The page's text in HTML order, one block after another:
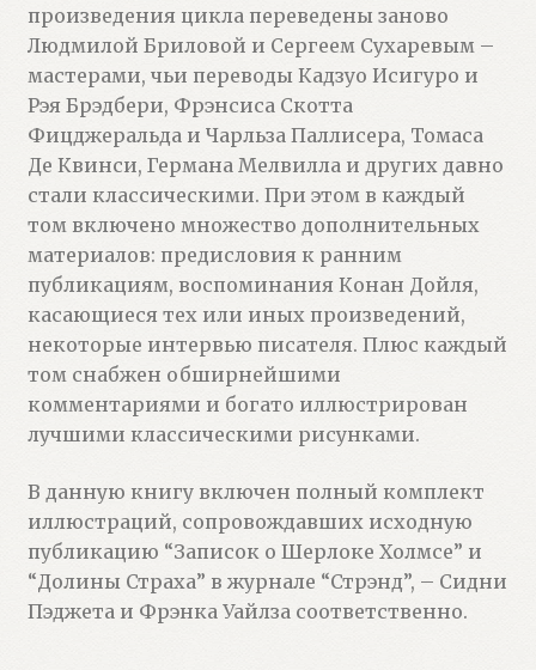
произведения цикла переведены заново
Людмилой Бриловой и Сергеем Сухаревым –
мастерами, чьи переводы Кадзуо Исигуро и
Рэя Брэдбери, Фрэнсиса Скотта
Фицджеральда и Чарльза Паллисера, Томаса
Де Квинси, Германа Мелвилла и других давно
стали классическими. При этом в каждый
том включено множество дополнительных
материалов: предисловия к ранним
публикациям, воспоминания Конан Дойля,
касающиеся тех или иных произведений,
некоторые интервью писателя. Плюс каждый
том снабжен обширнейшими
комментариями и богато иллюстрирован
лучшими классическими рисунками.
В данную книгу включен полный комплект
иллюстраций, сопровождавших исходную
публикацию “Записок о Шерлоке Холмсе” и
“Долины Страха” в журнале “Стрэнд”, – Сидни
Пэджета и Фрэнка Уайлза соответственно.